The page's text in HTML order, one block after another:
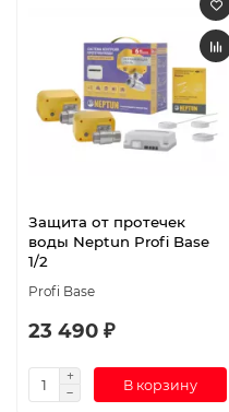
Защита от протечек
воды Neptun Profi Base
1/2
Profi Base
23 490 ₽
В корзину